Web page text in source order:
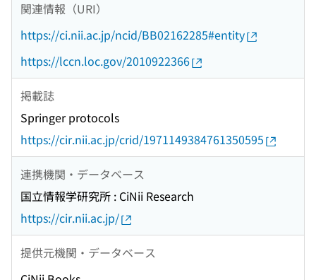
関連情報（URI）
https://ci.nii.ac.jp/ncid/BB02162285#entity
https://lccn.loc.gov/2010922366
掲載誌
Springer protocols
https://cir.nii.ac.jp/crid/1971149384761350595
連携機関・データベース
国立情報学研究所 : CiNii Research
https://cir.nii.ac.jp/
提供元機関・データベース